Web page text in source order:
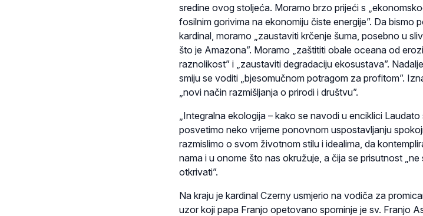
sredine ovog stoljeća. Moramo brzo prijeći s
fosilnim gorivima na ekonomiju čiste energije”. Da bismo
kardinal, moramo „zaustaviti krčenje šuma, posebno u
što je Amazona”. Moramo „zaštititi obale oceana od
raznolikost” i „zaustaviti degradaciju ekosustava”.
smiju se voditi „bjesomučnom potragom za profitom”.
„novi način razmišljanja o prirodi i društvu”.
„Integralna ekologija – kako se navodi u enciklici
posvetimo neko vrijeme ponovnom uspostavljanju
razmislimo o svom životnom stilu i idealima, da
nama i u onome što nas okružuje, a čija se prisutnost „ne
otkrivati”.
Na kraju je kardinal Czerny usmjerio na vodiča za
uzor koji papa Franjo opetovano spominje je sv. Franjo